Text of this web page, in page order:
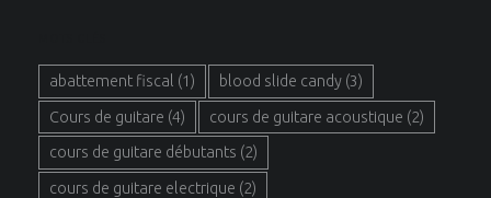
abattement fiscal (1) blood slide candy(3)
Cours de guitare (4) cours de guitare acoustique (2)
cours de guitare débutants (2)
cours de guitare electrique (2)